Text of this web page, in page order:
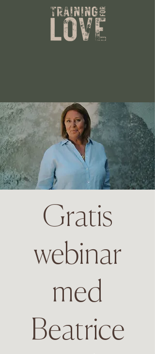
Gratis
webinar
med
Beatrice